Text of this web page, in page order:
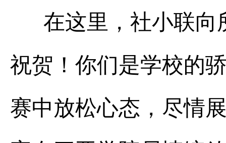
在这里，社小联向
祝贺！你们是学校的
赛中放松心态，尽情